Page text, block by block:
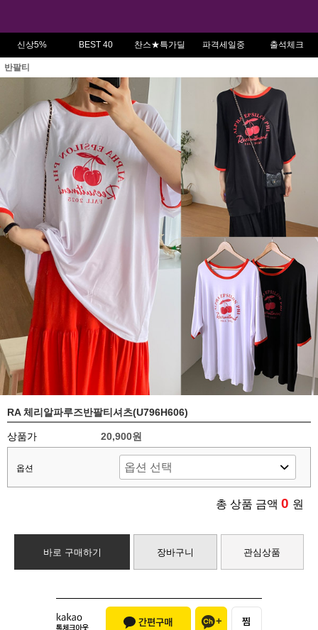
신상5% BEST 40 찬스★특가딜 파격세일중 출석체크
반팔티
RA 체리알파루즈반팔티셔츠(U796H606)
상품가 20,900원
옵션
총 상품 금액 0 원
바로 구매하기 장바구니 관심상품